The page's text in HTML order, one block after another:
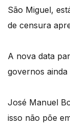
São Miguel,
de censura
A nova data
governos
José Manuel
isso não põe